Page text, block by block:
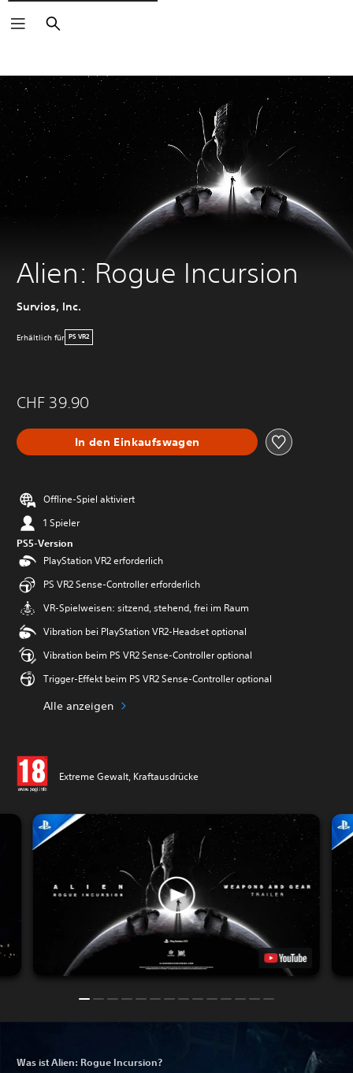
Suchen
Alien: Rogue Incursion
Survios, Inc.
Erhältlich für PS VR2
CHF 39.90
In den Einkaufswagen
Offline-Spiel aktiviert
1 Spieler
PS5-Version
PlayStation VR2 erforderlich
PS VR2 Sense-Controller erforderlich
VR-Spielweisen: sitzend, stehend, frei im Raum
Vibration bei PlayStation VR2-Headset optional
Vibration beim PS VR2 Sense-Controller optional
Trigger-Effekt beim PS VR2 Sense-Controller optional
Alle anzeigen
Extreme Gewalt, Kraftausdrücke
Was ist Alien: Rogue Incursion?